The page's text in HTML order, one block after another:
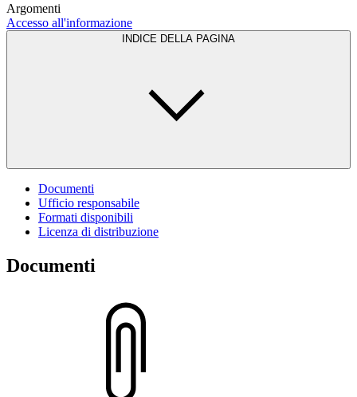
Argomenti
Accesso all'informazione
INDICE DELLA PAGINA
Documenti
Ufficio responsabile
Formati disponibili
Licenza di distribuzione
Documenti